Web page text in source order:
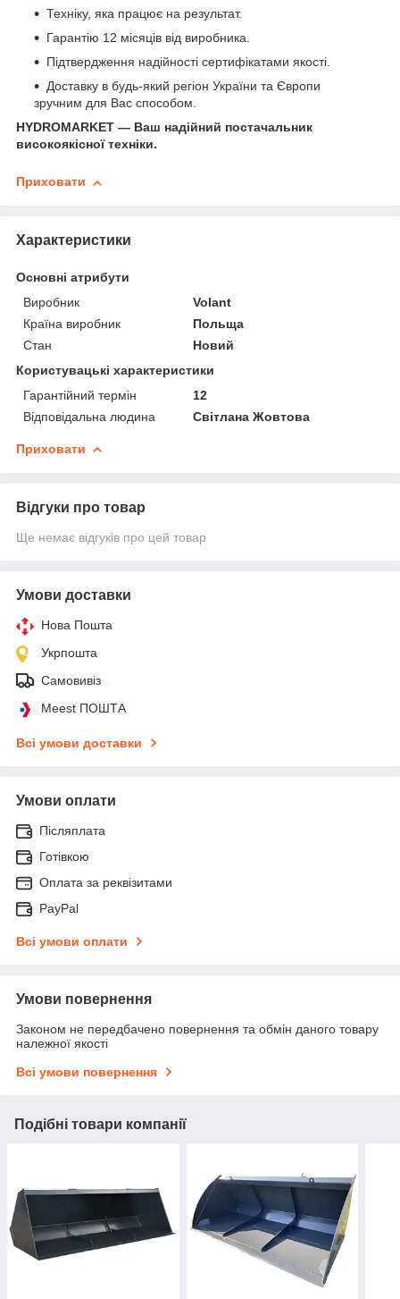
Техніку, яка працює на результат.
Гарантію 12 місяців від виробника.
Підтвердження надійності сертифікатами якості.
Доставку в будь-який регіон України та Європи
зручним для Вас способом.
HYDROMARKET — Ваш надійний постачальник
високоякісної техніки.
Приховати
Характеристики
Основні атрибути
Виробник
Volant
Країна виробник
Польща
Стан
Новий
Користувацькі характеристики
Гарантійний термін
12
Відповідальна людина
Світлана Жовтова
Приховати
Відгуки про товар
Ще немає відгуків про цей товар
Умови доставки
Нова Пошта
Укрпошта
Самовивіз
Meest ПОШТА
Всі умови доставки
Умови оплати
Післяплата
Готівкою
Оплата за реквізитами
PayPal
Всі умови оплати
Умови повернення
Законом не передбачено повернення та обмін даного товару
належної якості
Всі умови повернення
Подібні товари компанії